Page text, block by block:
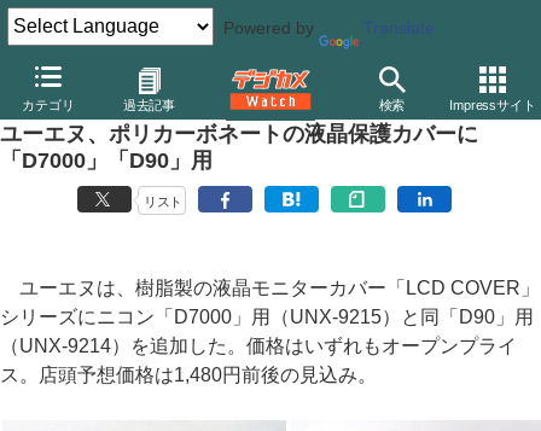
Powered by Translate
カテゴリ 過去記事 検索 Impressサイト
デジカメ Watch カメラ 一眼レフカメラ ニコン
ユーエヌ、ポリカーボネートの液晶保護カバーに
「D7000」「D90」用
リスト
ユーエヌは、樹脂製の液晶モニターカバー「LCD COVER」
シリーズにニコン「D7000」用（UNX-9215）と同「D90」用
（UNX-9214）を追加した。価格はいずれもオープンプライ
ス。店頭予想価格は1,480円前後の見込み。